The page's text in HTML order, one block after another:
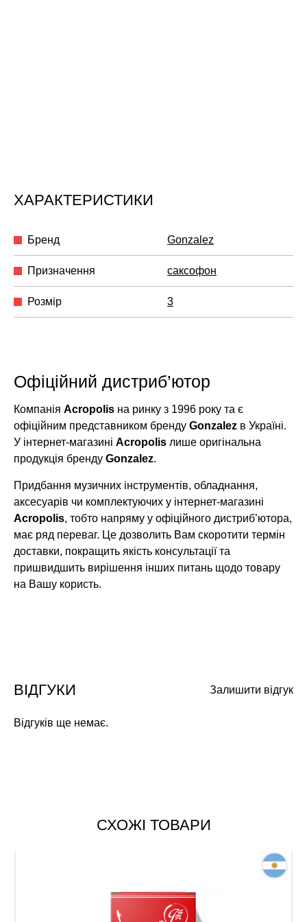
ХАРАКТЕРИСТИКИ
Бренд Gonzalez
Призначення саксофон
Розмір 3
Офіційний дистриб’ютор
Компанія Acropolis на ринку з 1996 року та є
офіційним представником бренду Gonzalez в Україні.
У інтернет-магазині Acropolis лише оригінальна
продукція бренду Gonzalez.
Придбання музичних інструментів, обладнання,
аксесуарів чи комплектуючих у інтернет-магазині
Acropolis, тобто напряму у офіційного дистриб’ютора,
має ряд переваг. Це дозволить Вам скоротити термін
доставки, покращить якість консультації та
пришвидшить вирішення інших питань щодо товару
на Вашу користь.
Залишити відгук
ВІДГУКИ
Відгуків ще немає.
СХОЖІ ТОВАРИ